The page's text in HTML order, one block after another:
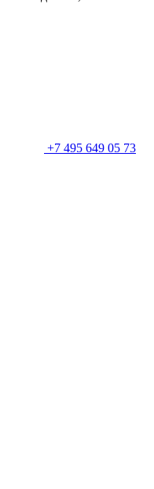
+7 495 649 05 73